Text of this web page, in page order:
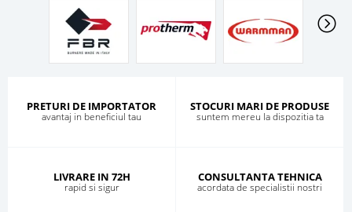
PRETURI DE IMPORTATOR
avantaj in beneficiul tau
STOCURI MARI DE PRODUSE
suntem mereu la dispozitia ta
LIVRARE IN 72H
rapid si sigur
CONSULTANTA TEHNICA
acordata de specialistii nostri